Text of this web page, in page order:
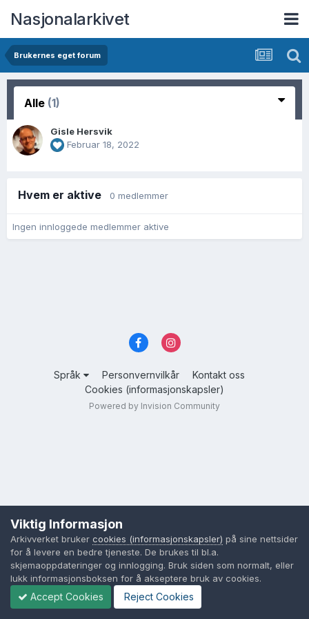
Nasjonalarkivet
Brukernes eget forum
Alle (1)
Gisle Hersvik
Februar 18, 2022
Hvem er aktive 0 medlemmer
Ingen innloggede medlemmer aktive
Språk Personvernvilkår
Kontakt oss
Cookies (informasjonskapsler)
Powered by Invision Community
Viktig Informasjon
Arkivverket bruker cookies (informasjonskapsler) på sine nettsider
for å levere en bedre tjeneste. De brukes til bl.a.
skjemaoppdateringer og innlogging. Bruk siden som normalt, eller
lukk informasjonsboksen for å akseptere bruk av cookies.
Accept Cookies Reject Cookies